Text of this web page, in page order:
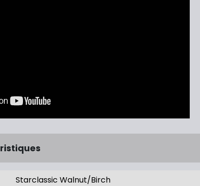
Starclassic Walnut/Birch